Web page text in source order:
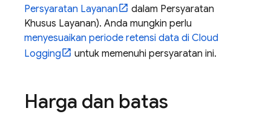
Persyaratan Layanan
dalam Persyaratan
Khusus Layanan). Anda mungkin perlu
menyesuaikan periode retensi data di Cloud
Logging
untuk memenuhi persyaratan ini.
Harga dan batas